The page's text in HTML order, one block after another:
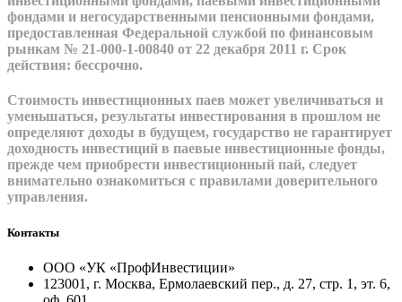
фондами и негосударственными пенсионными фондами,
предоставленная Федеральной службой по финансовым
рынкам № 21-000-1-00840 от 22 декабря 2011 г. Срок
действия: бессрочно.
Стоимость инвестиционных паев может увеличиваться и
уменьшаться, результаты инвестирования в прошлом не
определяют доходы в будущем, государство не гарантирует
доходность инвестиций в паевые инвестиционные фонды,
прежде чем приобрести инвестиционный пай, следует
внимательно ознакомиться с правилами доверительного
управления.
Контакты
OOO «УК «ПрофИнвестиции»
123001, г. Москва, Ермолаевский пер., д. 27, стр. 1, эт. 6,